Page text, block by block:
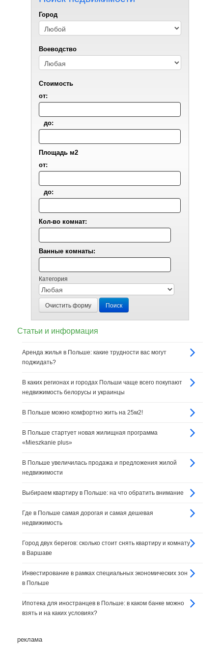
Город
Воеводствo
Стоимость
от:
до:
Площадь м2
от:
до:
Кол-во комнат:
Ванные комнаты:
Категория
Очистить форму Поиск
Статьи и информация
Аренда жилья в Польше: какие трудности вас могут
поджидать?
В каких регионах и городах Польши чаще всего покупают
недвижимость белорусы и украинцы
В Польше можно комфортно жить на 25м2!
В Польше стартует новая жилищная программа
«Mieszkanie plus»
В Польше увеличилась продажа и предложения жилой
недвижимости
Выбираем квартиру в Польше: на что обратить внимание
Где в Польше самая дорогая и самая дешевая
недвижимость
Город двух берегов: сколько стоит снять квартиру и комнату
в Варшаве
Инвестирование в рамках специальных экономических зон
в Польше
Ипотека для иностранцев в Польше: в каком банке можно
взять и на каких условиях?
реклама